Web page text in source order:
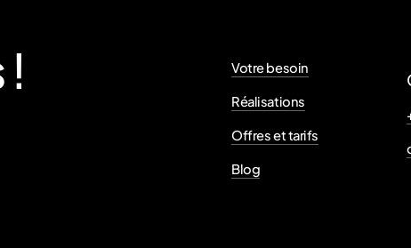
des soins ambulatoires.
la valise de télémédecine PARSYS. Ce recours
! Votre besoin
Réalisations
Offres et tarifs
Blog